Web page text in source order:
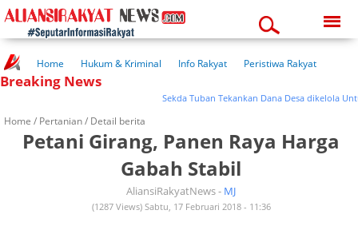
11:02:22 am
Home Hukum & Kriminal Info Rakyat
Peristiwa Rakyat
Kuliner Rakyat
Wisata Rakyat
Breaking News
Sekda Tuban Tekankan Dana Desa dikelola Untuk
Home / Pertanian/ Detail berita
Petani Girang, Panen Raya Harga
Gabah Stabil
AliansiRakyatNews - MJ
(1287 Views) Sabtu, 17 Februari 2018 - 11:36